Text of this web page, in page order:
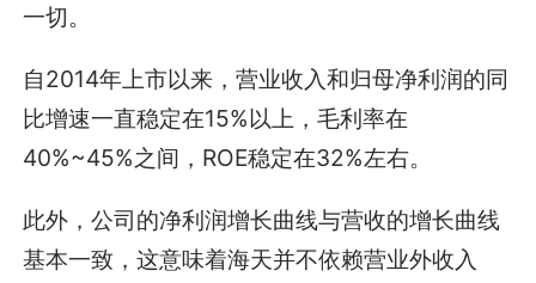
一切。
自2014年上市以来，营业收入和归母净利润的同
比增速一直稳定在15%以上，毛利率在
40%~45%之间，ROE稳定在32%左右。
此外，公司的净利润增长曲线与营收的增长曲线
基本一致，这意味着海天并不依赖营业外收入